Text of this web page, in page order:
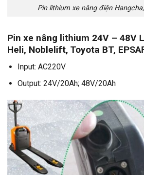
Pin lithium xe nâng điện
Pin xe nâng lithium 24V – 48V
Heli, Noblelift, Toyota BT,
Input: AC220V
Output: 24V/20Ah; 48V/20Ah